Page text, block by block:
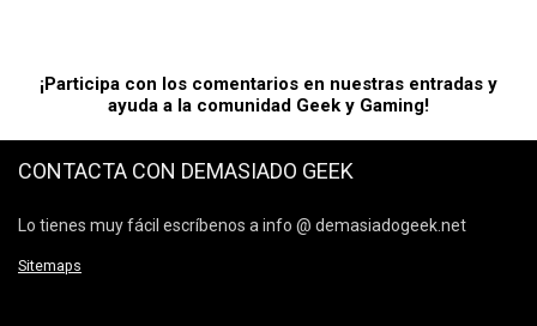
¡Participa con los comentarios en nuestras entradas y
ayuda a la comunidad Geek y Gaming!
CONTACTA CON DEMASIADO GEEK
Lo tienes muy fácil escríbenos a info @ demasiadogeek.net
Sitemaps